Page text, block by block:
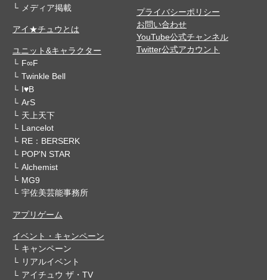
メディア掲載
アイ★チュウとは
ユニット&キャラクター
F∞F
Twinkle Bell
I♥B
ArS
天上天下
Lancelot
RE：BERSERK
POP'N STAR
Alchemist
MG9
宇佐美芸能事務所
アプリゲーム
イベント・キャンペーン
キャンペーン
リアルイベント
アイチュウ ザ・TV
プライバシーポリシー
お問い合わせ
YouTube公式チャンネル
Twitter公式アカウント